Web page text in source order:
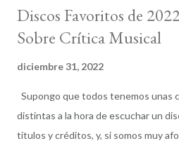
Discos Favoritos de
Sobre Crítica Musical
diciembre 31, 2022
Supongo que todos tenemos unas
distintas a la hora de escuchar un
títulos y créditos, y, si somos muy